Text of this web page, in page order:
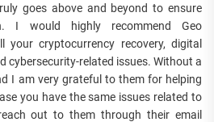
goes above and beyond to ensure
I would highly recommend Geo
your cryptocurrency recovery, digital
cybersecurity-related issues. Without a
I am very grateful to them for helping
you have the same issues related to
out to them through their email